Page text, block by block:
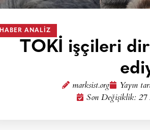
HABER ANALIZ
TOKİ işçileri
marksist.org Yayın
Son Değişiklik: 27